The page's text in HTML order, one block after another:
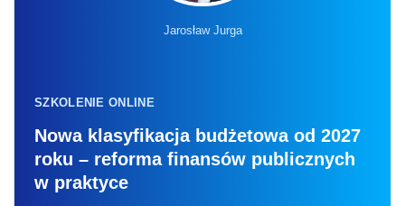
Jarosław Jurga
SZKOLENIE ONLINE
Nowa klasyfikacja budżetowa od 2027
roku – reforma finansów publicznych
w praktyce